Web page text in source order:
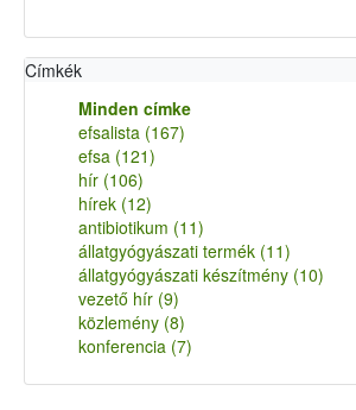
Címkék
Minden címke
efsalista (167)
efsa (121)
hír (106)
hírek (12)
antibiotikum (11)
állatgyógyászati termék (11)
állatgyógyászati készítmény (10)
vezető hír (9)
közlemény (8)
konferencia (7)